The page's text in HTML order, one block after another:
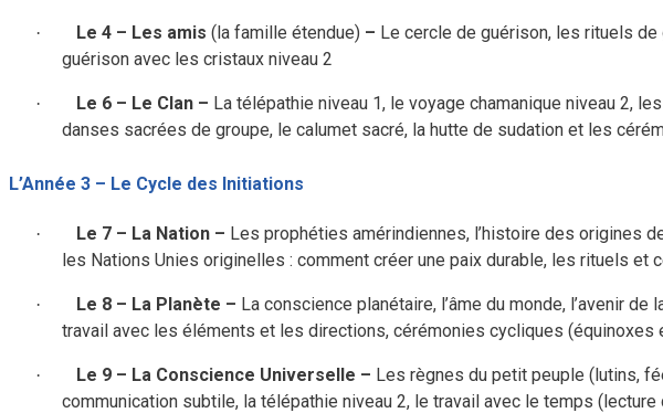
· Le 4 – Les amis (la famille étendue) – Le cercle de guérison, les rituels
guérison avec les cristaux niveau 2
· Le 6 – Le Clan – La télépathie niveau 1, le voyage chamanique niveau 2,
danses sacrées de groupe, le calumet sacré, la hutte de sudation et les
L’Année 3 – Le Cycle des Initiations
· Le 7 – La Nation – Les prophéties amérindiennes, l’histoire des origines
les Nations Unies originelles : comment créer une paix durable, les rituels et
· Le 8 – La Planète – La conscience planétaire, l’âme du monde, l’avenir
travail avec les éléments et les directions, cérémonies cycliques
· Le 9 – La Conscience Universelle – Les règnes du petit peuple (lutins,
communication subtile, la télépathie niveau 2, le travail avec le temps